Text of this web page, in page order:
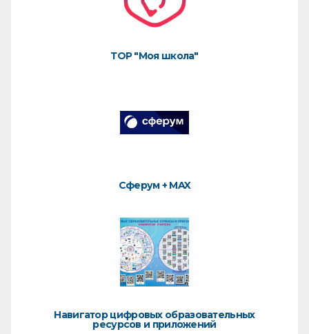
ТОР "Моя школа"
Сферум + MAX
Навигатор цифровых образовательных
ресурсов и приложений